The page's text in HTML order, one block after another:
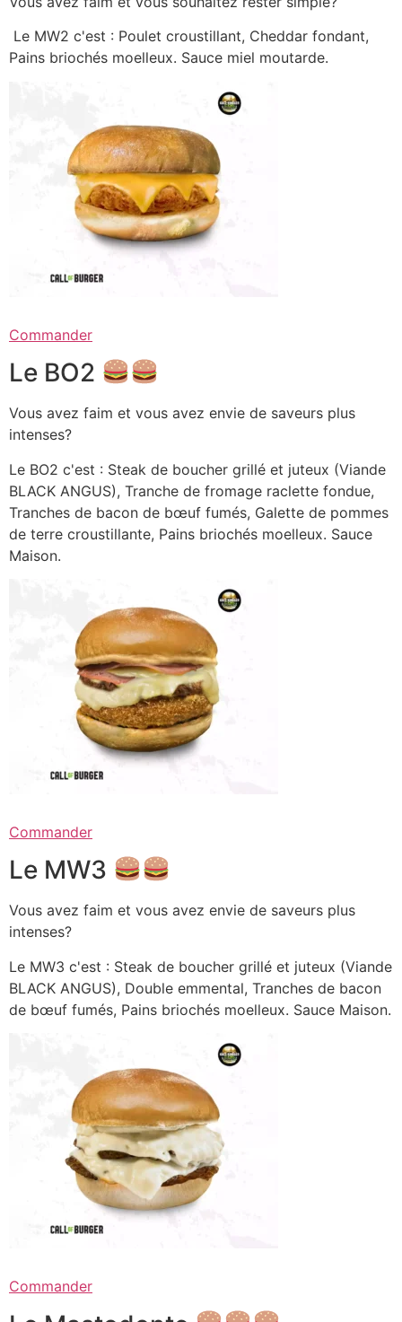
Le MW2 c'est : Poulet croustillant, Cheddar fondant,
Pains briochés moelleux. Sauce miel moutarde.
Commander
Le BO2
Vous avez faim et vous avez envie de saveurs plus
intenses?
Le BO2 c'est : Steak de boucher grillé et juteux (Viande
BLACK ANGUS), Tranche de fromage raclette fondue,
Tranches de bacon de bœuf fumés, Galette de pommes
de terre croustillante, Pains briochés moelleux. Sauce
Maison.
Commander
Le MW3
Vous avez faim et vous avez envie de saveurs plus
intenses?
Le MW3 c'est : Steak de boucher grillé et juteux (Viande
BLACK ANGUS), Double emmental, Tranches de bacon
de bœuf fumés, Pains briochés moelleux. Sauce Maison.
Commander